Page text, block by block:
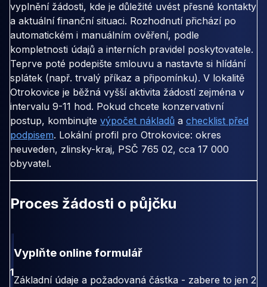
vyplnění žádosti, kde je důležité uvést přesné kontakty
a aktuální finanční situaci. Rozhodnutí přichází po
automatickém i manuálním ověření, podle
kompletnosti údajů a interních pravidel poskytovatele.
Teprve poté podepište smlouvu a nastavte si hlídání
splátek (např. trvalý příkaz a připomínku). V lokalitě
Otrokovice je běžná vyšší aktivita žádostí zejména v
intervalu 9-11 hod. Pokud chcete konzervativní
postup, kombinujte výpočet nákladů a checklist před
podpisem. Lokální profil pro Otrokovice: okres
neuveden, zlinsky-kraj, PSČ 765 02, cca 17 000
obyvatel.
Proces žádosti o půjčku
1
Vyplňte online formulář
Základní údaje a požadovaná částka - zabere to jen 2